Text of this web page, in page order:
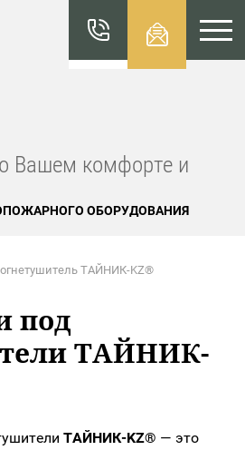
Г
FERROO
Вашем комфорте и
ОБОРУДОВАНИЯ
ТАЙНИК-KZ®
под
ТАЙНИК-
ТАЙНИК-KZ® — это